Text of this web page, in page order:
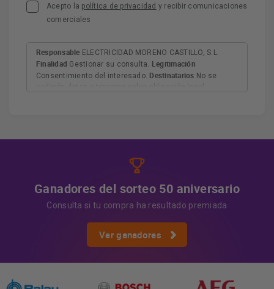
Acepto la política de privacidad y recibir comunicaciones
comerciales
Responsable ELECTRICIDAD MORENO CASTILLO, S.L.
Finalidad Gestionar su consulta. Legitimación
Consentimiento del interesado. Destinatarios No se
Ganadores del sorteo 50 aniversario
Consulta si tu compra ha resultado premiada
Ver ganadores